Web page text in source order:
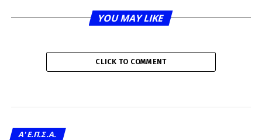
YOU MAY LIKE
CLICK TO COMMENT
A' Ε.Π.Σ.Α.